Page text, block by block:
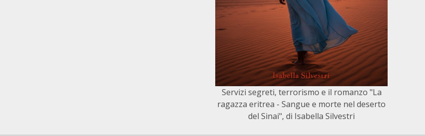
Servizi segreti, terrorismo e il romanzo "La
ragazza eritrea - Sangue e morte nel deserto
del Sinai", di Isabella Silvestri